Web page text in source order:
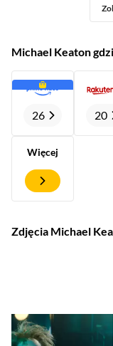
Michael Keaton
26 20
Więcej
Zdjęcia Michael